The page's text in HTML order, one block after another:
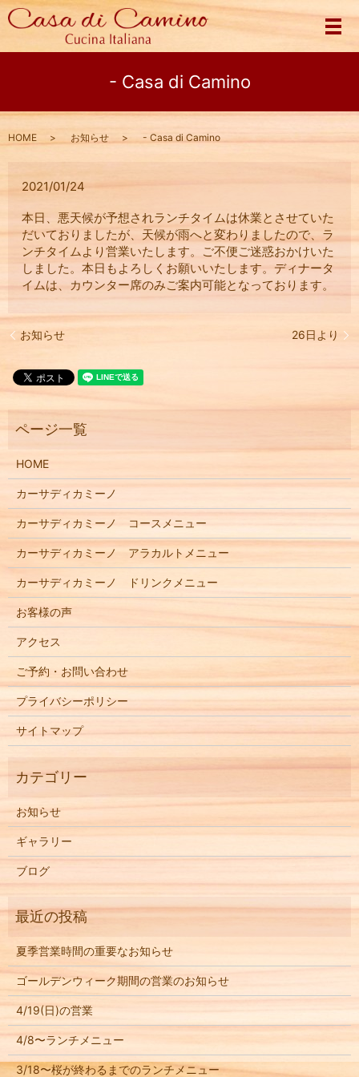
メ
- Casa di Camino
HOME お知らせ - Casa di Camino
2021/01/24
本日、悪天候が予想されランチタイムは休業とさせていた
だいておりましたが、天候が雨へと変わりましたので、ラ
ンチタイムより営業いたします。ご不便ご迷惑おかけいた
しました。本日もよろしくお願いいたします。ディナータ
イムは、カウンター席のみご案内可能となっております。
お知らせ 26日より
HOME
カーサディカミーノ
カーサディカミーノ コースメニュー
カーサディカミーノ アラカルトメニュー
カーサディカミーノ ドリンクメニュー
お客様の声
アクセス
ご予約・お問い合わせ
プライバシーポリシー
サイトマップ
お知らせ
ギャラリー
ブログ
夏季営業時間の重要なお知らせ
ゴールデンウィーク期間の営業のお知らせ
4/19(日)の営業
4/8〜ランチメニュー
3/18〜桜が終わるまでのランチメニュー